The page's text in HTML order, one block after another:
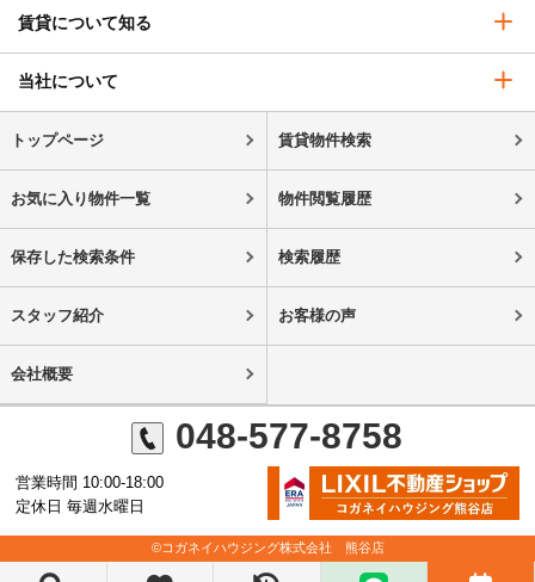
賃貸について知る
当社について
トップページ 賃貸物件検索
お気に入り物件一覧 物件閲覧履歴
保存した検索条件 検索履歴
スタッフ紹介 お客様の声
会社概要
048-577-8758
営業時間 10:00-18:00
定休日 毎週水曜日
©コガネイハウジング株式会社 熊谷店